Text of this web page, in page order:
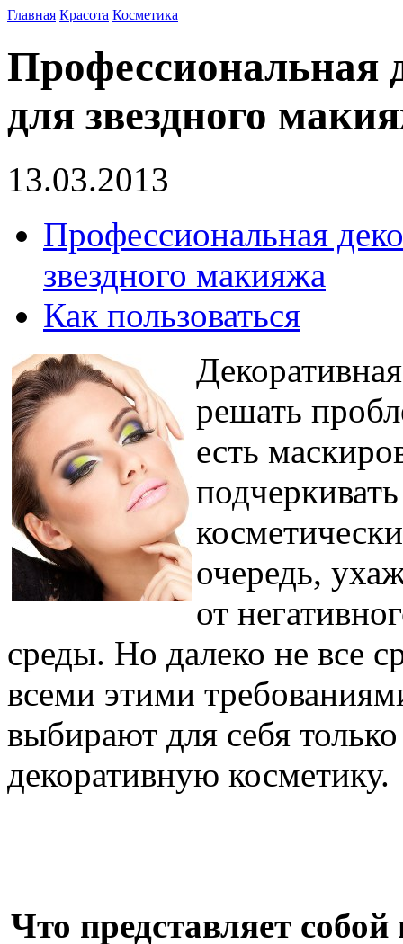
Главная Красота Косметика
Профессиональная
для звездного
13.03.2013
Профессиональная
звездного макияжа
Как пользоваться
решать
есть
очередь,
от
среды. Но далеко не все
всеми этими
выбирают для себя
декоративную косметику.
Что представляет